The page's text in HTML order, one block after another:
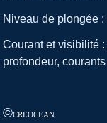
Niveau de plongée :
Courant et visibilité
profondeur,
©CREOCEAN